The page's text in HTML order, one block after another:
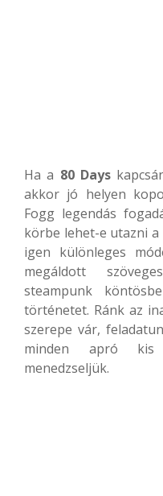
Ha a 80 Days
akkor jó helyen
Fogg legendás
körbe lehet-e utazni a
igen különleges
megáldott
steampunk
történetet. Ránk az
szerepe vár,
minden apró kis
menedzseljük.